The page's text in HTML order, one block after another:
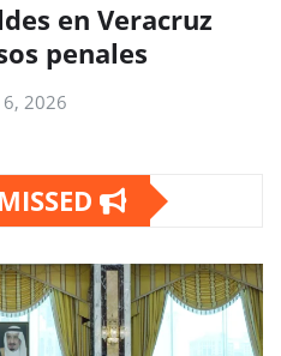
en Veracruz
penales
2026